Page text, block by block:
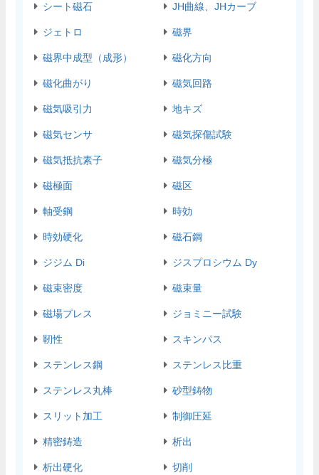
シート磁石 JH曲線、JHカーブ
ジェトロ 磁界
磁界中成型（成形） 磁化方向
磁化曲がり 磁気回路
磁気吸引力 地キズ
磁気センサ 磁気探傷試験
磁気抵抗素子 磁気分極
磁極面 磁区
軸受鋼 時効
時効硬化 磁石鋼
ジジム Di ジスプロシウム Dy
磁束密度 磁束量
磁場プレス ジョミニー試験
靭性 スキンパス
ステンレス鋼 ステンレス比重
ステンレス丸棒 砂型鋳物
スリット加工 制御圧延
精密鋳造 析出
析出硬化 切削